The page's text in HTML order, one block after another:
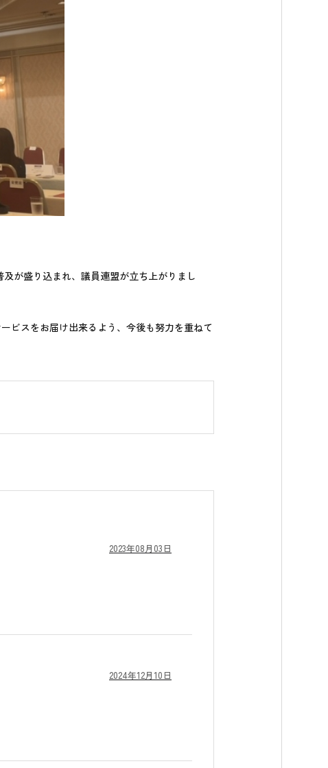
お問い合わせ
が盛り込まれ、議員連盟が立ち上がりまし
ビスをお届け出来るよう、今後も努力を重ねて
2023年08月03日
2024年12月10日